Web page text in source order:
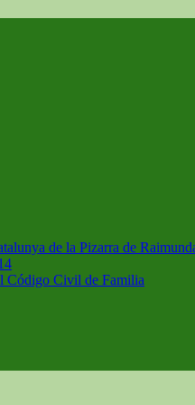
de la Pizarra de
Código Civil de Familia